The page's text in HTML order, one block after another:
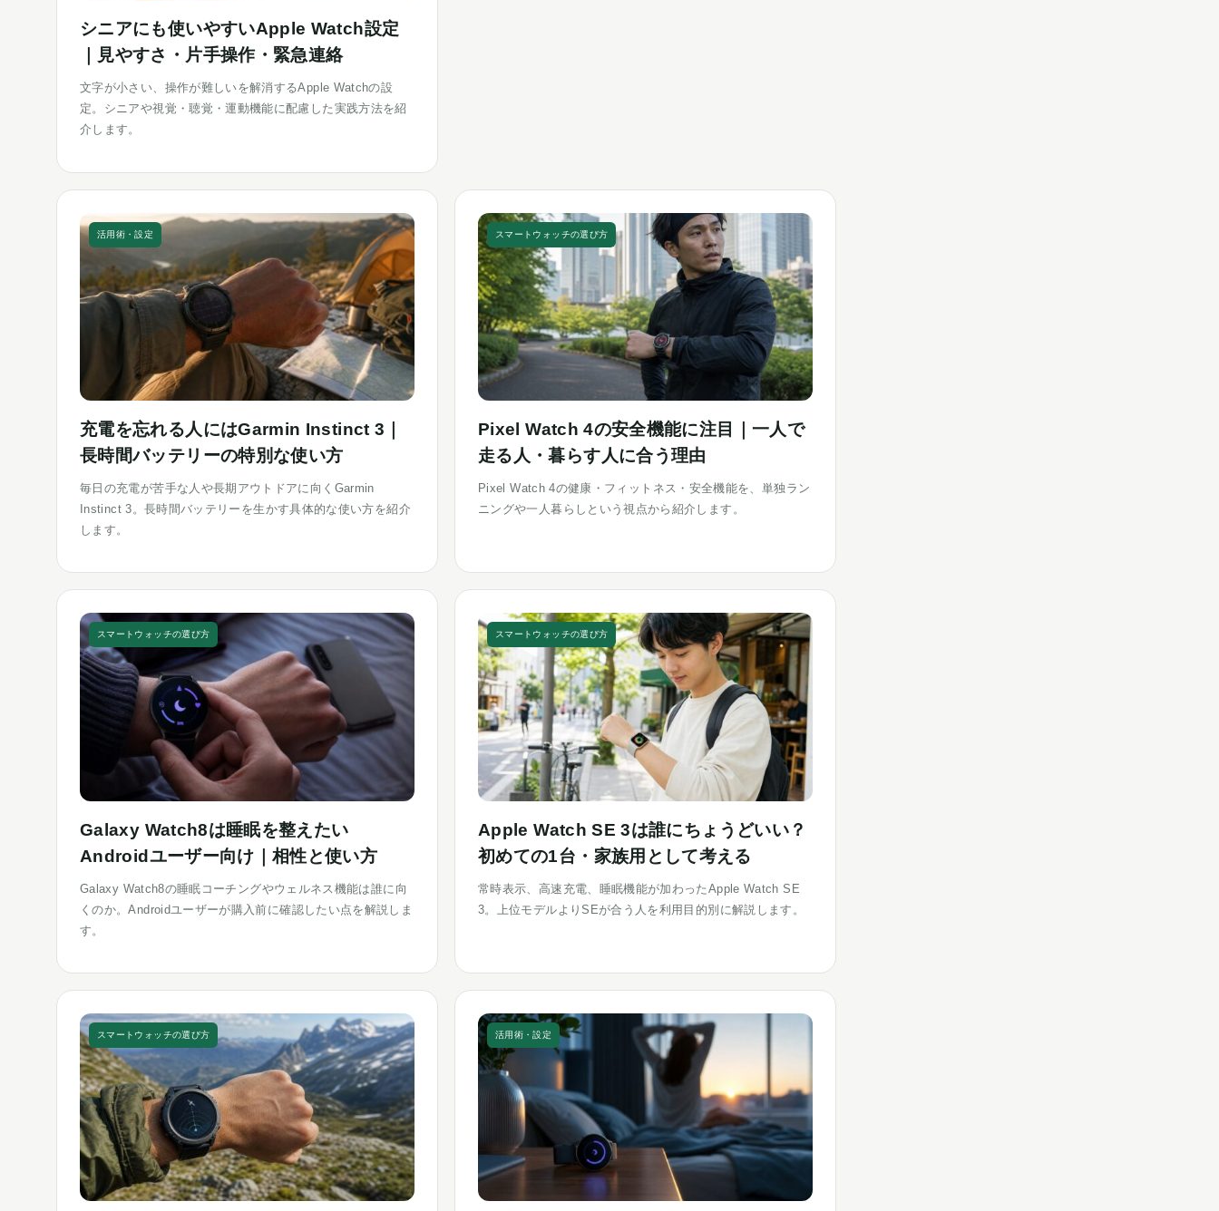
シニアにも使いやすいApple Watch設定
｜見やすさ・片手操作・緊急連絡
文字が小さい、操作が難しいを解消するApple Watchの設
定。シニアや視覚・聴覚・運動機能に配慮した実践方法を紹
介します。
活用術・設定
充電を忘れる人にはGarmin Instinct 3｜
長時間バッテリーの特別な使い方
毎日の充電が苦手な人や長期アウトドアに向くGarmin
Instinct 3。長時間バッテリーを生かす具体的な使い方を紹介
します。
スマートウォッチの選び方
Pixel Watch 4の安全機能に注目｜一人で
走る人・暮らす人に合う理由
Pixel Watch 4の健康・フィットネス・安全機能を、単独ラン
ニングや一人暮らしという視点から紹介します。
スマートウォッチの選び方
Galaxy Watch8は睡眠を整えたい
Androidユーザー向け｜相性と使い方
Galaxy Watch8の睡眠コーチングやウェルネス機能は誰に向
くのか。Androidユーザーが購入前に確認したい点を解説しま
す。
スマートウォッチの選び方
Apple Watch SE 3は誰にちょうどいい？
初めての1台・家族用として考える
常時表示、高速充電、睡眠機能が加わったApple Watch SE
3。上位モデルよりSEが合う人を利用目的別に解説します。
スマートウォッチの選び方 活用術・設定